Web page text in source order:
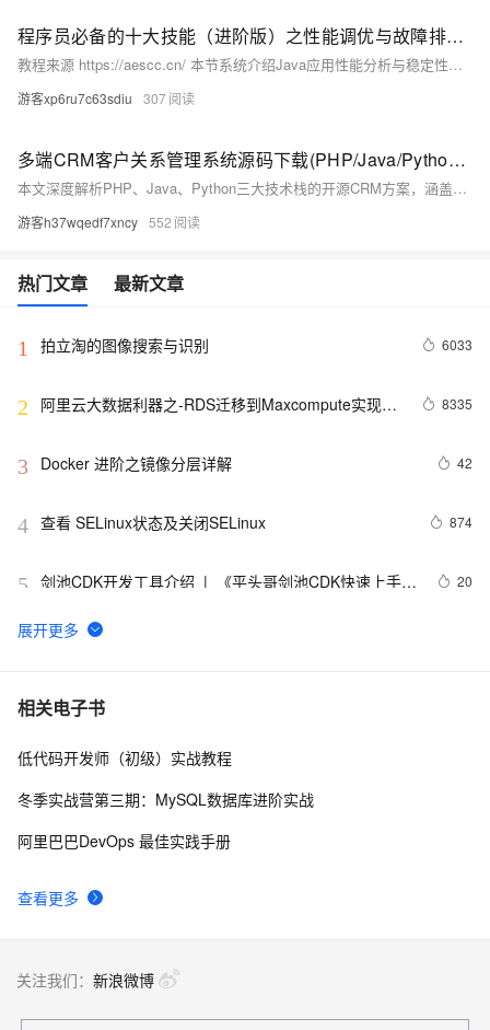
程序员必备的十大技能（进阶版）之性能调优与故障排查（四）
教程来源 https://aescc.cn/ 本节系统介绍Java应用性能分析与稳定性保障核心实践：涵盖Arthas诊断、火焰图性能剖析、全链路压测方法论及JMeter实战、混沌工程故障注入（ChaosBlade），并复盘Full GC与数据库死锁两大典型故障案例，助力高效定位与解决线上性能问题。
游客xp6ru7c63sdiu 307
多端CRM客户关系管理系统源码下载(PHP/Java/Python)完整开源版
本文深度解析PHP、Java、Python三大技术栈的开源CRM方案，涵盖多端协同架构、RBAC权限控制、客户公海回收、RESTful API设计及AI智能化演进，助成长型企业以低成本实现私有化、可定制、高扩展的CRM自主建设。
游客h37wqedf7xncy 552
热门文章 最新文章
1 拍立淘的图像搜索与识别 6033
2
阿里云大数据利器之-RDS迁移到Maxcompute实现动
8335
3 Docker 进阶之镜像分层详解 42
4 查看 SELinux状态及关闭SELinux 874
5 剑池CDK开发工具介绍  |  《平头哥剑池CDK快速上手指
20
6 WebAssembly 在 MOSN 中的实践 - 基础框架篇
7 userdel使用说明
8 自己看系统的“系统还原”
相关电子书
查看更多
低代码开发师（初级）实战教程
冬季实战营第三期：MySQL数据库进阶实战
阿里巴巴DevOps 最佳实践手册
关注我们： 新浪微博